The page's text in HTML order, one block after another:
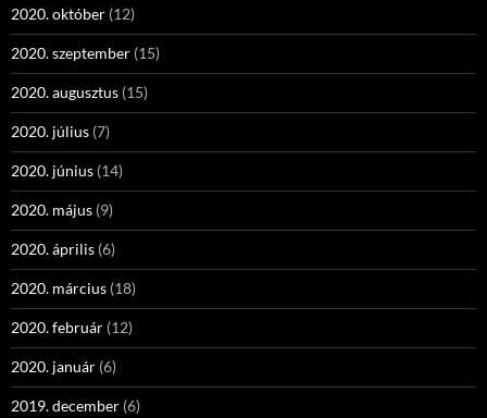
2020. október (12)
2020. szeptember (15)
2020. augusztus (15)
2020. július (7)
2020. június (14)
2020. május (9)
2020. április (6)
2020. március (18)
2020. február (12)
2020. január (6)
2019. december (6)